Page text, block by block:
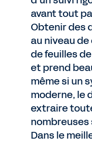
avant tout
Obtenir des
au niveau
de feuilles
et prend
même si un
moderne, le
extraire
Dans le